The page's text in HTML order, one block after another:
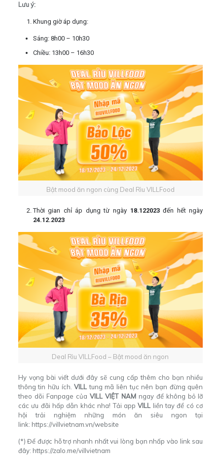
Lưu ý:
Khung giờ áp dụng:
Sáng: 8h00 – 10h30
Chiều: 13h00 – 16h30
Bật mood ăn ngon cùng Deal Rìu VILLFood
Thời gian chỉ áp dụng từ ngày 18.122023đến hết ngày
24.12.2023
Deal Rìu VILLFood – Bật mood ăn ngon
Hy vọng bài viết dưới đây sẽ cung cấp thêm cho bạn nhiều
thông tin hữu ích.VILL tung mã liên tục nên bạn đừng quên
theo dõi Fanpage củaVILL VIỆT NAM ngay để không bỏ lỡ
các ưu đãi hấp dẫn khác nha! Tải appVILL liền tay để có cơ
hội trải nghiệm những món ăn siêu ngon tại
link: https://villvietnam.vn/website
(*) Để được hỗ trợ nhanh nhất vui lòng bạn nhấp vào link sau
đây: https://zalo.me/villvietnam